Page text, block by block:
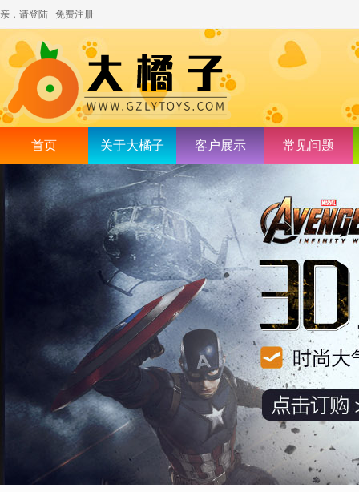
亲，请登陆 免费注册
首页 关于大橘子 客户展示 常见问题